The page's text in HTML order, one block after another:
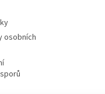
osobních